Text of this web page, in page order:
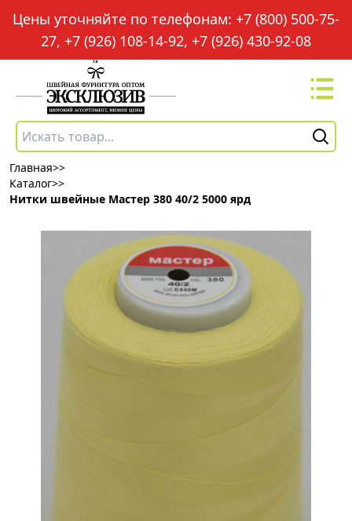
Цены уточняйте по телефонам: +7 (800) 500-75-
27, +7 (926) 108-14-92, +7 (926) 430-92-08
Главная>>
Каталог>>
Нитки швейные Мастер 380 40/2 5000 ярд